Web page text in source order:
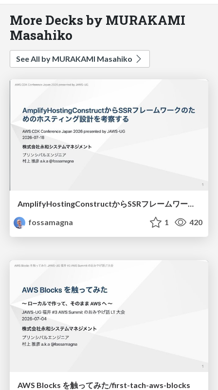
More Decks by MURAKAMI
Masahiko
See All by MURAKAMI Masahiko
AmplifyHostingConstructからSSRフレームワークのためのホスティング設計を考察する/amplify-hosting-construct
fossamagna
1 420
AWS Blocks を触ってみた/first-tach-aws-blocks